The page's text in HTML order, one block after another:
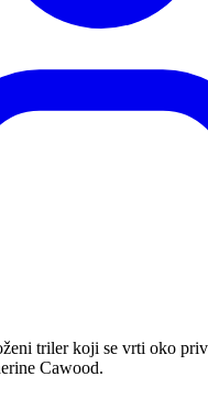
triler koji se vrti oko
Cawood.